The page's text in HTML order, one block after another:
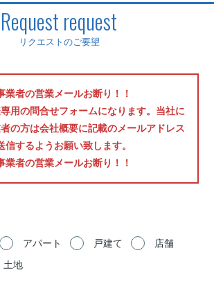
Request request
リクエストのご要望
業者の営業メールお断り！！
用の問合せフォームになります。当社に
の方は会社概要に記載のメールアドレス
信するようお願い致します。
業者の営業メールお断り！！
アパート 戸建て
店舗
土地